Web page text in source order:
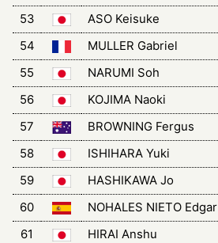
53
ASO Keisuke
54
MULLER Gabriel
55
NARUMI Soh
56
KOJIMA Naoki
57
BROWNING Fergus
58
ISHIHARA Yuki
59
HASHIKAWA Jo
60
NOHALES NIETO Edgar
61
HIRAI Anshu